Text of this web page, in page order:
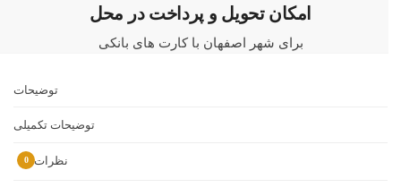
امکان تحویل و پرداخت در محل
برای شهر اصفهان با کارت های بانکی
توضیحات
توضیحات تکمیلی
نظرات 0